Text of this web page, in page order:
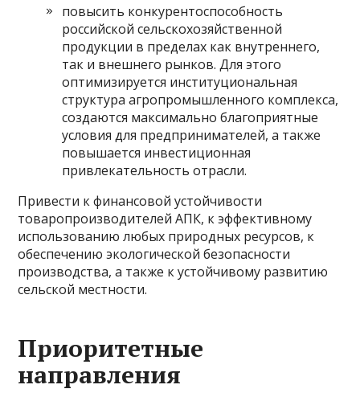
повысить конкурентоспособность
российской сельскохозяйственной
продукции в пределах как внутреннего,
так и внешнего рынков. Для этого
оптимизируется институциональная
структура агропромышленного комплекса,
создаются максимально благоприятные
условия для предпринимателей, а также
повышается инвестиционная
привлекательность отрасли.
Привести к финансовой устойчивости
товаропроизводителей АПК, к эффективному
использованию любых природных ресурсов, к
обеспечению экологической безопасности
производства, а также к устойчивому развитию
сельской местности.
Приоритетные
направления